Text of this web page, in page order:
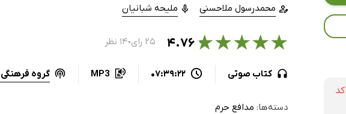
محمدرسول ملاحسنی ملیحه شبانیان
★
★
★
★
★۴.۷۶ ۲۵ رای ● ۱۴ نظر
کتاب صوتی 07:39:22
MP3 گروه
دسته‌ها: مدافع حرم